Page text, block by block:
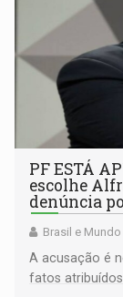
PF ESTÁ
escolhe
denúncia
Brasil e Mundo
A acusação é
fatos